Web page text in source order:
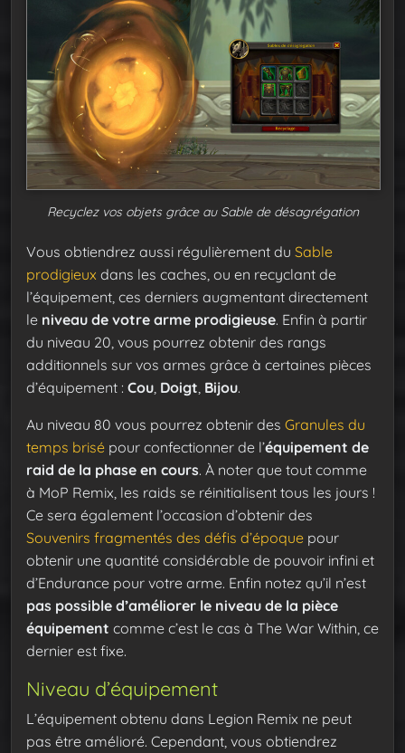
Recyclez vos objets grâce au Sable de désagrégation
Vous obtiendrez aussi régulièrement du Sable
prodigieux dans les caches, ou en recyclant de
l’équipement, ces derniers augmentant directement
le niveau de votre arme prodigieuse. Enfin à partir
du niveau 20, vous pourrez obtenir des rangs
additionnels sur vos armes grâce à certaines pièces
d’équipement : Cou Doigt Bijou.
Au niveau 80 vous pourrez obtenir des Granules du
temps brisé pour confectionner de l’équipement de
raid de la phase en cours. À noter que tout comme
à MoP Remix, les raids se réinitialisent tous les jours !
Ce sera également l’occasion d’obtenir des
Souvenirs fragmentés des défis d’époque pour
obtenir une quantité considérable de pouvoir infini et
d’Endurance pour votre arme. Enfin notez qu’il n’est
pas possible d’améliorer le niveau de la pièce
équipement comme c’est le cas à The War Within, ce
dernier est fixe.
Niveau d’équipement
L’équipement obtenu dans Legion Remix ne peut
pas être amélioré. Cependant, vous obtiendrez